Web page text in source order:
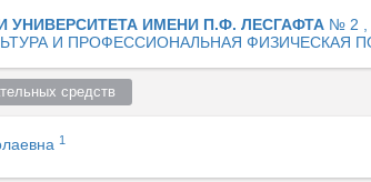
УНИВЕРСИТЕТА ИМЕНИ П.Ф. ЛЕСГАФТА № 2 ,
И ПРОФЕССИОНАЛЬНАЯ ФИЗИЧЕСКАЯ
средств
1